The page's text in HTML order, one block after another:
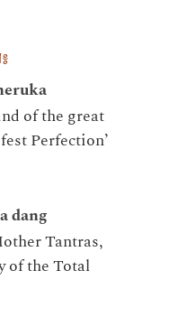
of the great
Perfection’
dang
Tantras,
of the Total